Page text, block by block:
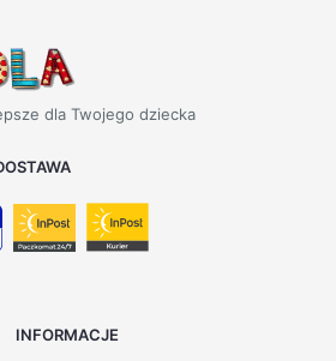
dla Twojego dziecka
INFORMACJE